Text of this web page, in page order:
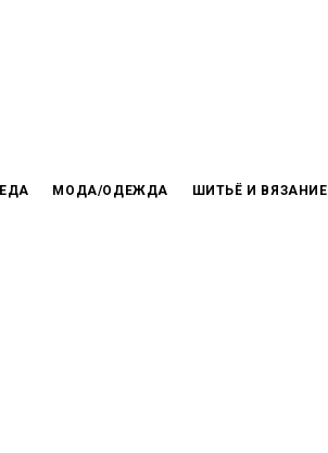
ЕДА МОДА/ОДЕЖДА ШИТЬЁ И ВЯЗАНИЕ